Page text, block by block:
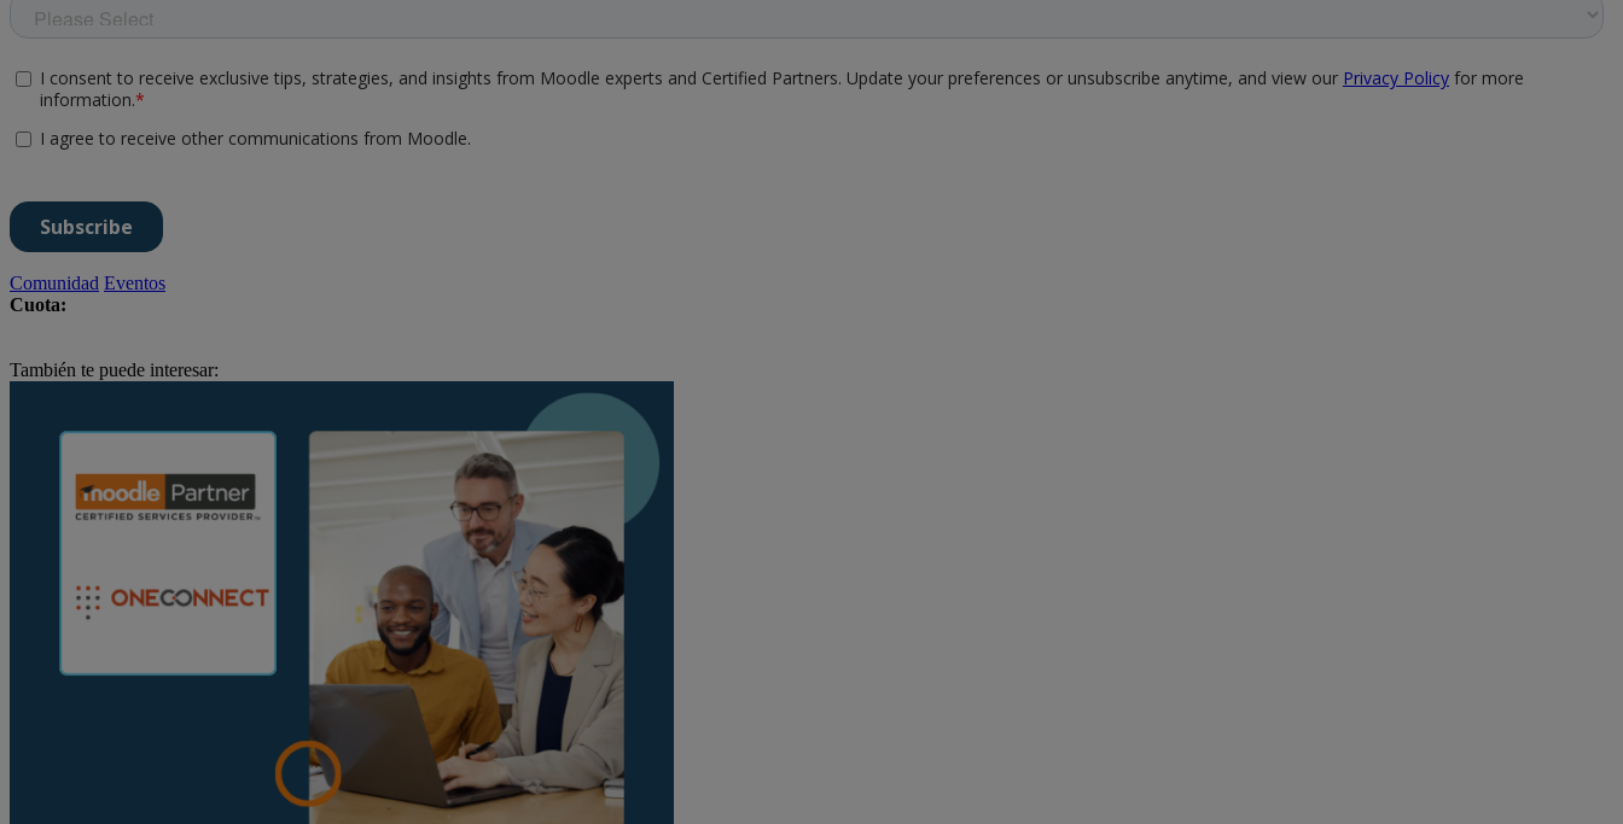
Comunidad Eventos
Cuota:
También te puede interesar: